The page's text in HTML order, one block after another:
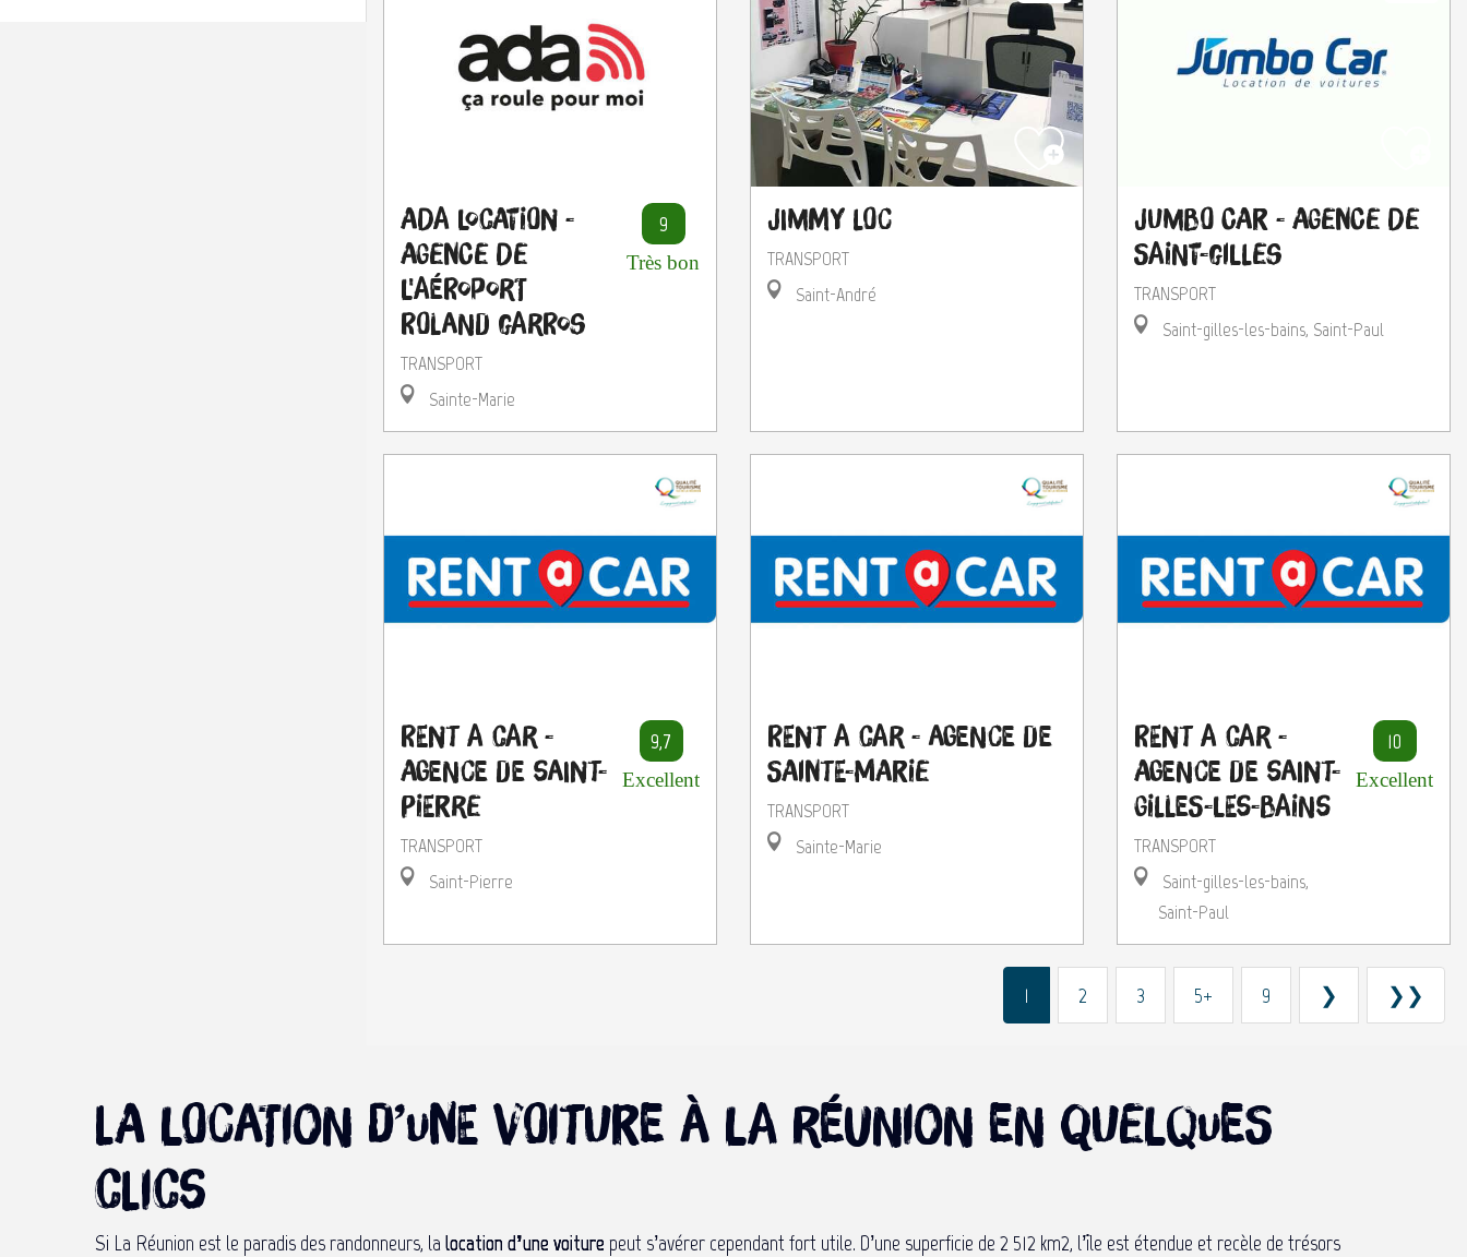
Ada Location -
Agence de
l'Aéroport
Roland Garros
TRANSPORT
Sainte-Marie
9
Très bon
Jimmy Loc
TRANSPORT
Saint-André
Jumbo Car - Agence de
Saint-Gilles
TRANSPORT
Saint-gilles-les-bains, Saint-Paul
Rent A Car -
Agence de Saint-
Pierre
TRANSPORT
Saint-Pierre
9,7
Excellent
Rent A Car - Agence de
Sainte-Marie
TRANSPORT
Sainte-Marie
Rent A Car -
Agence de Saint-
Gilles-les-Bains
TRANSPORT
Saint-gilles-les-bains,
Saint-Paul
10
Excellent
1 2 3 5+ 9 ❯ ❯❯
La location d’une voiture à La Réunion en quelques
clics
Si La Réunion est le paradis des randonneurs, la location d’une voiture peut s’avérer cependant fort utile. D’une superficie de 2 512 km2, l’île est étendue et recèle de trésors